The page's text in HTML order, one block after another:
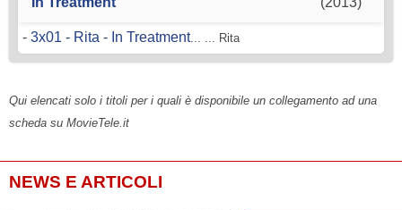
- 3x01 - Rita - In Treatment... ... Rita
Qui elencati solo i titoli per i quali è disponibile un collegamento ad una
scheda su MovieTele.it
NEWS E ARTICOLI